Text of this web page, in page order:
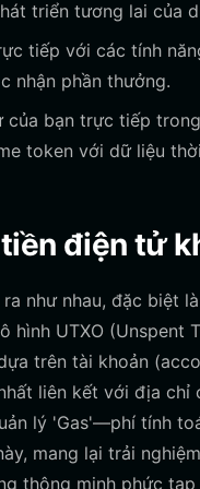
triển tương lai của
tiếp với các tính
nhận phần thưởng.
bạn trực tiếp
token với dữ liệu
điện tử
như nhau, đặc biệt
hình UTXO
trên tài khoản
liên kết với địa chỉ
lý 'Gas'—phí tính
mang lại trải
thông minh phức